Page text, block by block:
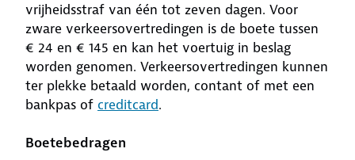
vrijheidsstraf van één tot zeven dagen. Voor
zware verkeersovertredingen is de boete tussen
€ 24 en € 145 en kan het voertuig in beslag
worden genomen. Verkeersovertredingen kunnen
ter plekke betaald worden, contant of met een
bankpas of creditcard.
Boetebedragen